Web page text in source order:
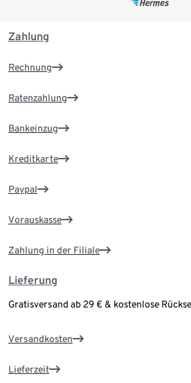
Zahlung
Rechnung
Ratenzahlung
Bankeinzug
Kreditkarte
Paypal
Vorauskasse
Zahlung in der Filiale
Lieferung
Gratisversand ab 29 € & kostenlose
Versandkosten
Lieferzeit